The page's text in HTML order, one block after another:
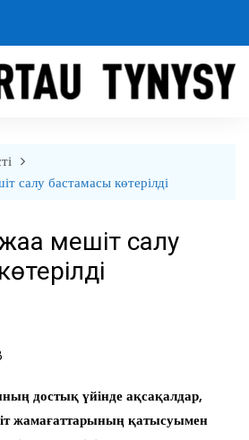
салу бастамасы көтерілді
мешіт салу
достық үйінде ақсақалдар,
жамағаттарының қатысуымен